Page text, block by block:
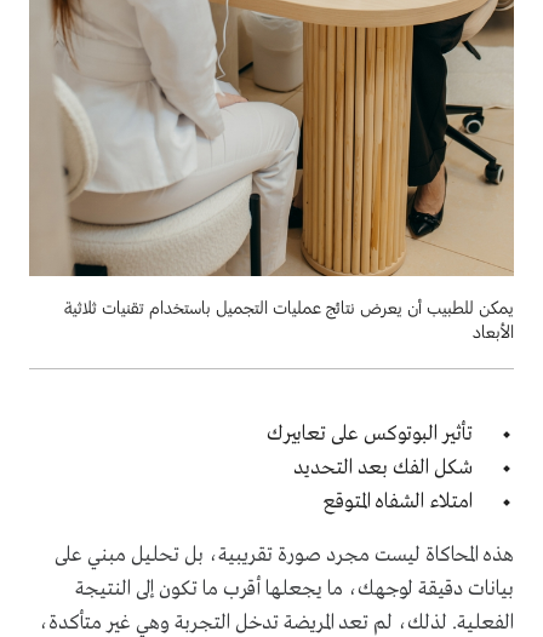
يمكن للطبيب أن يعرض نتائج عمليات التجميل باستخدام تقنيات ثلاثية
الأبعاد
تأثير البوتوكس على تعابيرك
شكل الفك بعد التحديد
امتلاء الشفاه المتوقع
هذه المحاكاة ليست مجرد صورة تقريبية، بل تحليل مبني على
بيانات دقيقة لوجهك، ما يجعلها أقرب ما تكون إلى النتيجة
الفعلية. لذلك، لم تعد المريضة تدخل التجربة وهي غير متأكدة،